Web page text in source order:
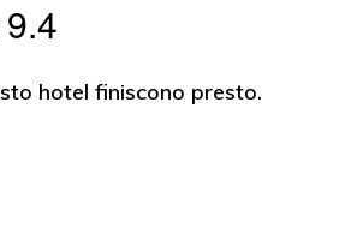
hotel finiscono presto.